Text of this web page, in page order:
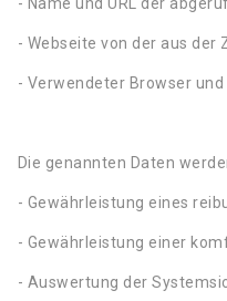
- Webseite von der aus
- Verwendeter Browser
Die genannten Daten
- Gewährleistung eines
- Gewährleistung einer
- Auswertung der